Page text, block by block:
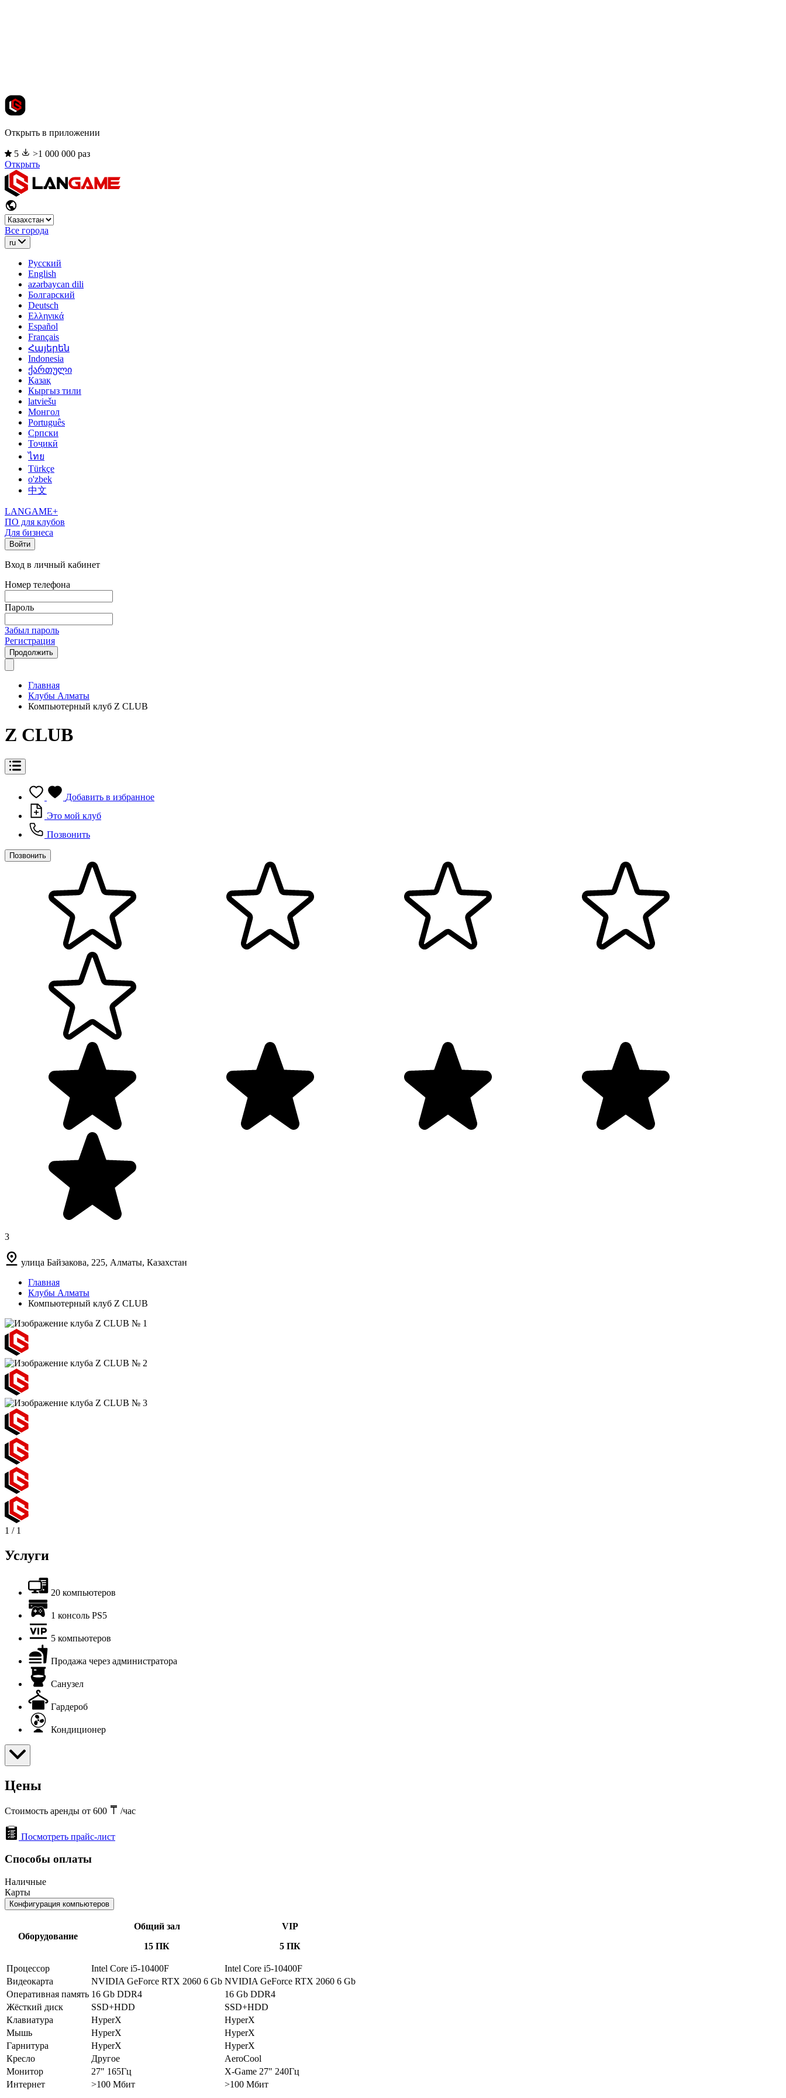
Открыть в приложении
5
>1 000 000 раз
Открыть
Все города
ru
Русский
English
azərbaycan dili
Болгарский
Deutsch
Ελληνικά
Español
Français
Հայերեն
Indonesia
ქართული
Қазақ
Кыргыз тили
latviešu
Монгол
Português
Српски
Тоҷикӣ
ไทย
Türkçe
o'zbek
中文
LANGAME+
ПО для клубов
Для бизнеса
Войти
Вход в личный кабинет
Номер телефона
Пароль
Забыл пароль
Регистрация
Продолжить
Главная
Клубы Алматы
Компьютерный клуб Z CLUB
Z CLUB
Добавить в избранное
Это мой клуб
Позвонить
Позвонить
3
улица Байзакова, 225, Алматы, Казахстан
Главная
Клубы Алматы
Компьютерный клуб Z CLUB
1 / 1
Услуги
20 компьютеров
1 консоль PS5
5 компьютеров
Продажа через администратора
Санузел
Гардероб
Кондиционер
Цены
Стоимость аренды от 600 /час
Посмотреть прайс-лист
Способы оплаты
Наличные
Карты
Конфигурация компьютеров
Оборудование
Общий зал
15 ПК
VIP
5 ПК
Процессор Intel Core i5-10400F
Intel Core i5-10400F
Видеокарта
NVIDIA GeForce RTX 2060 6 Gb NVIDIA GeForce RTX 2060 6 Gb
Оперативная память 16 Gb DDR4
16 Gb DDR4
Жёсткий диск
SSD+HDD
SSD+HDD
Клавиатура
HyperX
HyperX
Мышь
HyperX
HyperX
Гарнитура
HyperX
HyperX
Кресло
Другое
AeroCool
Монитор
27" 165Гц
X-Game 27" 240Гц
Интернет
>100 Мбит >100 Мбит